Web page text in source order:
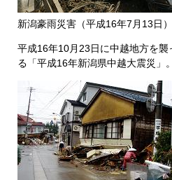
新潟豪雨災害（平成16年7月13日）
平成16年10月23日に中越地方を襲
る「平成16年新潟県中越大震災」。